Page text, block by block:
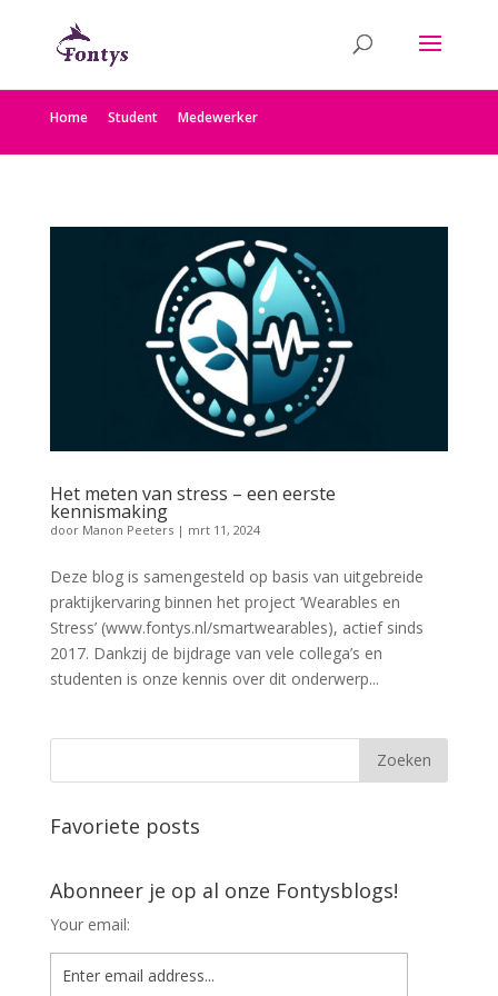
Home Student Medewerker
Het meten van stress – een eerste
kennismaking
door Manon Peeters| mrt 11, 2024
Deze blog is samengesteld op basis van uitgebreide
praktijkervaring binnen het project ‘Wearables en
Stress’ (www.fontys.nl/smartwearables), actief sinds
2017. Dankzij de bijdrage van vele collega’s en
studenten is onze kennis over dit onderwerp...
Favoriete posts
Abonneer je op al onze Fontysblogs!
Your email: